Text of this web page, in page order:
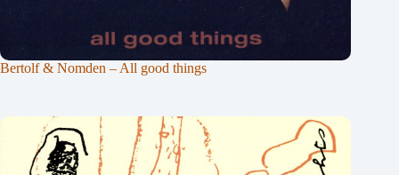
Bertolf & Nomden – All good things